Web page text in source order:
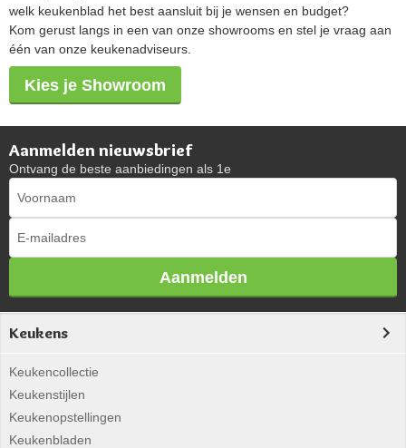
welk keukenblad het best aansluit bij je wensen en budget?
Kom gerust langs in een van onze showrooms en stel je vraag aan
één van onze keukenadviseurs.
Kies je Showroom
Aanmelden nieuwsbrief
Ontvang de beste aanbiedingen als 1e
Aanmelden
Keukens
Keukencollectie
Keukenstijlen
Keukenopstellingen
Keukenbladen